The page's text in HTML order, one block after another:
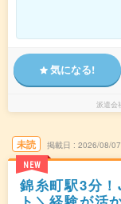
気になる!
派遣会
未読
NEW
掲載日 2026/08/07
錦糸町駅3分